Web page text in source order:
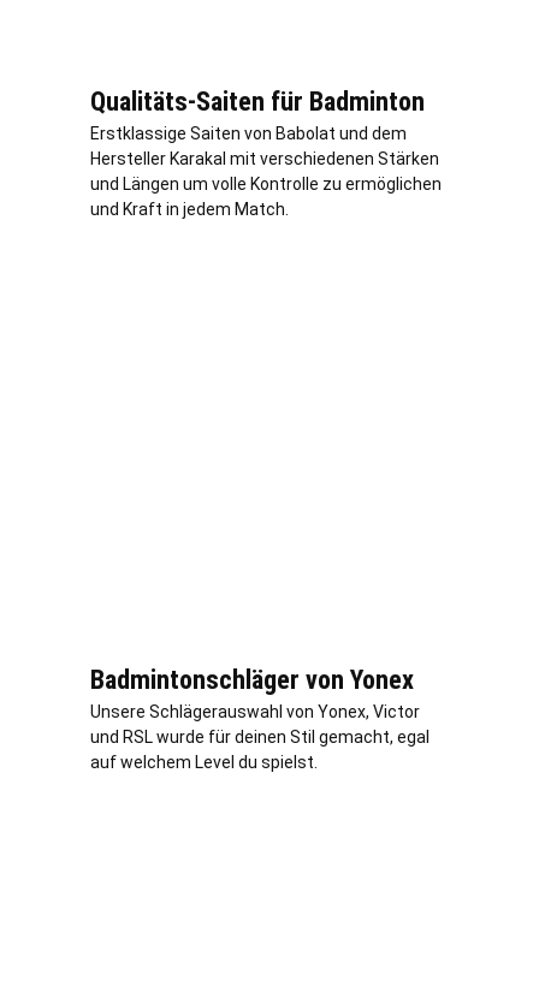
Qualitäts-Saiten für Badminton
Erstklassige Saiten von Babolat und dem
Hersteller Karakal mit verschiedenen Stärken
und Längen um volle Kontrolle zu ermöglichen
und Kraft in jedem Match.
Badmintonschläger von Yonex
Unsere Schlägerauswahl von Yonex, Victor
und RSL wurde für deinen Stil gemacht, egal
auf welchem Level du spielst.